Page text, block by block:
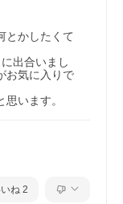
とかしたくて
出合いまし
お気に入りで
います。
ね 2